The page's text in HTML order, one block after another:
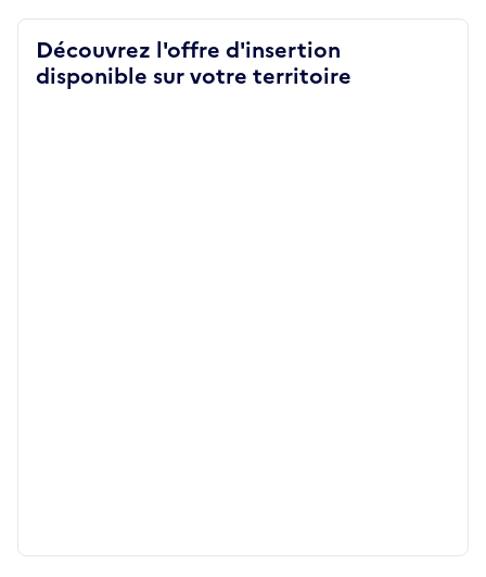
Découvrez l'offre d'insertion
disponible sur votre territoire